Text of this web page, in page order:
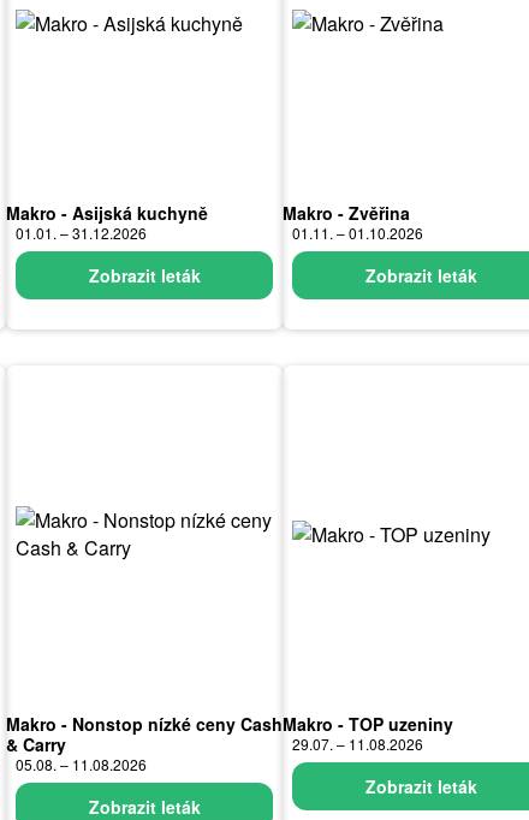
Makro - Asijská kuchyně
01.01. – 31.12.2026
Zobrazit leták
Makro - Zvěřina
01.11. – 01.10.2026
Zobrazit leták
Makro - Nonstop nízké ceny Cash
& Carry
05.08. – 11.08.2026
Zobrazit leták
Makro - TOP uzeniny
29.07. – 11.08.2026
Zobrazit leták